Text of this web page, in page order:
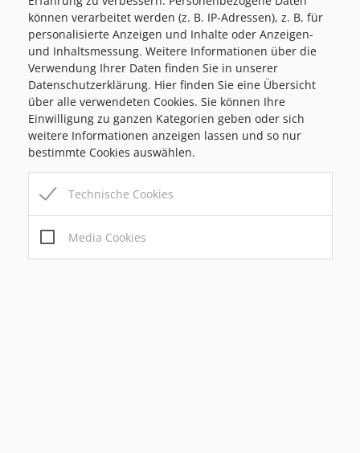
Marktgemeinde Passail
Markt 1, 8162 Passail
Tel:+43 3179 / 23 300
Mail:marktgemeinde@passail.at
können verarbeitet werden (z. B. IP-Adressen), z. B. für
personalisierte Anzeigen und Inhalte oder Anzeigen-
und Inhaltsmessung. Weitere Informationen über die
Verwendung Ihrer Daten finden Sie in unserer
Datenschutzerklärung. Hier finden Sie eine Übersicht
über alle verwendeten Cookies. Sie können Ihre
Einwilligung zu ganzen Kategorien geben oder sich
weitere Informationen anzeigen lassen und so nur
bestimmte Cookies auswählen.
Technische Cookies
Media Cookies